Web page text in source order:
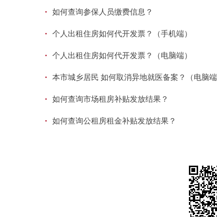
· 如何查询参保人员缴费信息？
· 个人出租住房如何代开发票？（手机端）
· 个人出租住房如何代开发票？（电脑端）
· 本市城乡居民 如何取消异地就医备案？（电脑
· 如何查询市场租房补贴发放结果？
· 如何查询公租房租金补贴发放结果？